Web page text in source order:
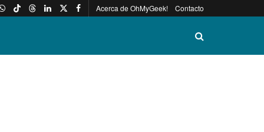
Acerca de OhMyGeek! Contacto